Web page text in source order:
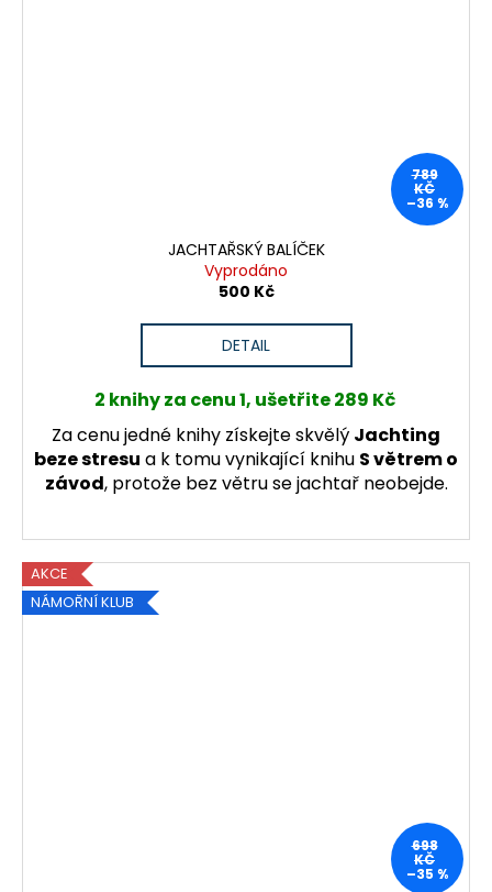
789
KČ
–36 %
JACHTAŘSKÝ BALÍČEK
Vyprodáno
500 Kč
DETAIL
2 knihy za cenu 1, ušetřite 289 Kč
Za cenu jedné knihy získejte skvělý Jachting
beze stresu a k tomu vynikající knihu S větrem o
závod,protože bez větru se jachtař neobejde.
AKCE
NÁMOŘNÍ KLUB
698
KČ
–35 %